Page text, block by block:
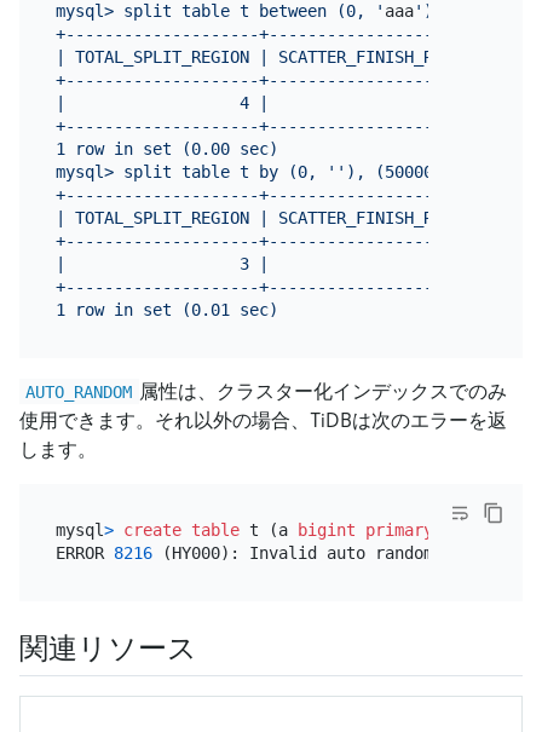
mysql> split table t between (0, ' aaa') and
+--------------------+----------------------+
| TOTAL_SPLIT_REGION | SCATTER_FINISH_RATIO |
+--------------------+----------------------+
|                  4 |                    1 |
+--------------------+----------------------+
1 row in set (0.00 sec)
mysql> split table t by (0, ''), (50000, ''),
+--------------------+----------------------+
| TOTAL_SPLIT_REGION | SCATTER_FINISH_RATIO |
+--------------------+----------------------+
|                  3 |                    1 |
+--------------------+----------------------+
AUTO_RANDOM 属性は、クラスター化インデックスでのみ
使用できます。それ以外の場合、TiDBは次のエラーを返
します。
mysql> create table t (a bigint primary key
ERROR 8216 (HY000): Invalid auto random:
関連リソース